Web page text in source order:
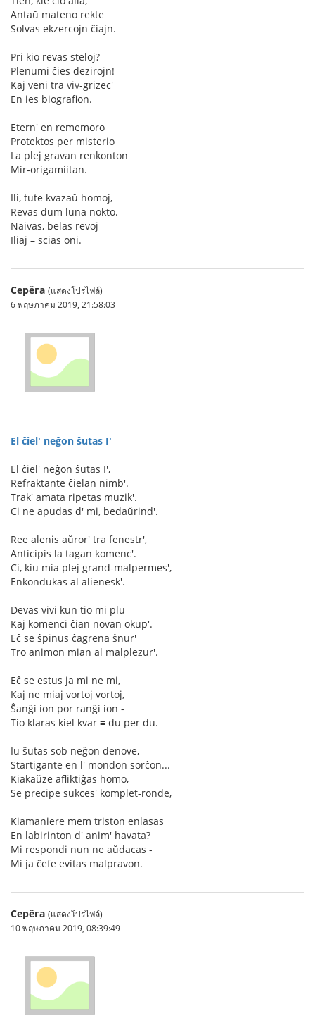
Antaŭ mateno rekte
Solvas ekzercojn ĉiajn.
Pri kio revas steloj?
Plenumi ĉies dezirojn!
Kaj veni tra viv-grizec'
En ies biografion.
Etern' en rememoro
Protektos per misterio
La plej gravan renkonton
Mir-origamiitan.
Ili, tute kvazaŭ homoj,
Revas dum luna nokto.
Naivas, belas revoj
Iliaj – scias oni.
Серёга (แสดงโปรไฟล์)
6 พฤษภาคม 2019, 21:58:03
El ĉiel' neĝon ŝutas I'
El ĉiel' neĝon ŝutas I',
Refraktante ĉielan nimb'.
Trak' amata ripetas muzik'.
Ci ne apudas d' mi, bedaŭrind'.
Ree alenis aŭror' tra fenestr',
Anticipis la tagan komenc'.
Ci, kiu mia plej grand-malpermes',
Enkondukas al alienesk'.
Devas vivi kun tio mi plu
Kaj komenci ĉian novan okup'.
Eĉ se ŝpinus ĉagrena ŝnur'
Tro animon mian al malplezur'.
Eĉ se estus ja mi ne mi,
Kaj ne miaj vortoj vortoj,
Ŝanĝi ion por ranĝi ion -
Tio klaras kiel kvar ≡ du per du.
Iu ŝutas sob neĝon denove,
Startigante en l' mondon sorĉon...
Kiakaŭze afliktiĝas homo,
Se precipe sukces' komplet-ronde,
Kiamaniere mem triston enlasas
En labirinton d' anim' havata?
Mi respondi nun ne aŭdacas -
Mi ja ĉefe evitas malpravon.
Серёга (แสดงโปรไฟล์)
10 พฤษภาคม 2019, 08:39:49